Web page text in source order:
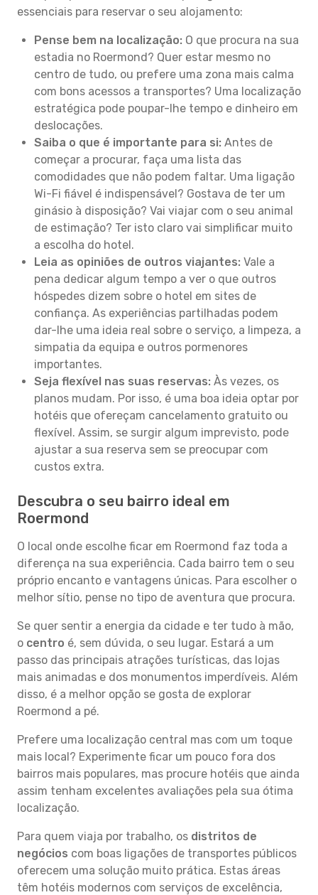
essenciais para reservar o seu alojamento:
Pense bem na localização: O que procura na sua
estadia no Roermond? Quer estar mesmo no
centro de tudo, ou prefere uma zona mais calma
com bons acessos a transportes? Uma localização
estratégica pode poupar-lhe tempo e dinheiro em
deslocações.
Saiba o que é importante para si: Antes de
começar a procurar, faça uma lista das
comodidades que não podem faltar. Uma ligação
Wi-Fi fiável é indispensável? Gostava de ter um
ginásio à disposição? Vai viajar com o seu animal
de estimação? Ter isto claro vai simplificar muito
a escolha do hotel.
Leia as opiniões de outros viajantes: Vale a
pena dedicar algum tempo a ver o que outros
hóspedes dizem sobre o hotel em sites de
confiança. As experiências partilhadas podem
dar-lhe uma ideia real sobre o serviço, a limpeza, a
simpatia da equipa e outros pormenores
importantes.
Seja flexível nas suas reservas: Às vezes, os
planos mudam. Por isso, é uma boa ideia optar por
hotéis que ofereçam cancelamento gratuito ou
flexível. Assim, se surgir algum imprevisto, pode
ajustar a sua reserva sem se preocupar com
custos extra.
Descubra o seu bairro ideal em
Roermond
O local onde escolhe ficar em Roermond faz toda a
diferença na sua experiência. Cada bairro tem o seu
próprio encanto e vantagens únicas. Para escolher o
melhor sítio, pense no tipo de aventura que procura.
Se quer sentir a energia da cidade e ter tudo à mão,
o centro é, sem dúvida, o seu lugar. Estará a um
passo das principais atrações turísticas, das lojas
mais animadas e dos monumentos imperdíveis. Além
disso, é a melhor opção se gosta de explorar
Roermond a pé.
Prefere uma localização central mas com um toque
mais local? Experimente ficar um pouco fora dos
bairros mais populares, mas procure hotéis que ainda
assim tenham excelentes avaliações pela sua ótima
localização.
Para quem viaja por trabalho, os distritos de
negócios com boas ligações de transportes públicos
oferecem uma solução muito prática. Estas áreas
têm hotéis modernos com serviços de excelência,